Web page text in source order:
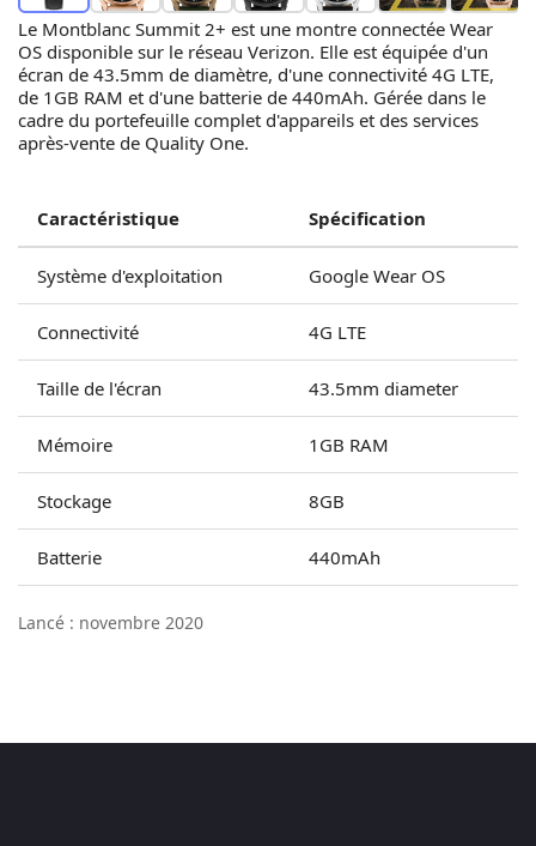
Le Montblanc Summit 2+ est une montre connectée Wear
OS disponible sur le réseau Verizon. Elle est équipée d'un
écran de 43.5mm de diamètre, d'une connectivité 4G LTE,
de 1GB RAM et d'une batterie de 440mAh. Gérée dans le
cadre du portefeuille complet d'appareils et des services
après-vente de Quality One.
Caractéristique Spécification
Système d'exploitation Google Wear OS
Connectivité 4G LTE
Taille de l'écran 43.5mm diameter
Mémoire 1GB RAM
Stockage 8GB
Batterie 440mAh
Lancé : novembre 2020